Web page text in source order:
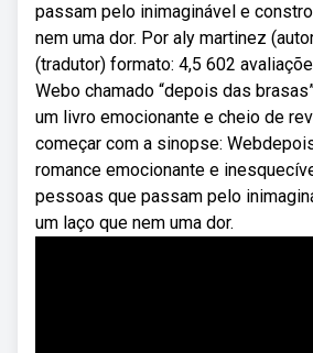
passam pelo inimaginável e
nem uma dor. Por aly martinez
(tradutor) formato: 4,5 602
Webo chamado “depois das
um livro emocionante e cheio de
começar com a sinopse:
romance emocionante e
pessoas que passam pelo
um laço que nem uma dor.